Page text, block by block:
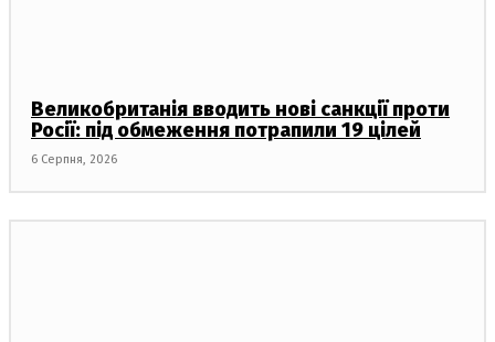
Великобританія вводить нові санкції проти
Росії: під обмеження потрапили 19 цілей
6 Серпня, 2026